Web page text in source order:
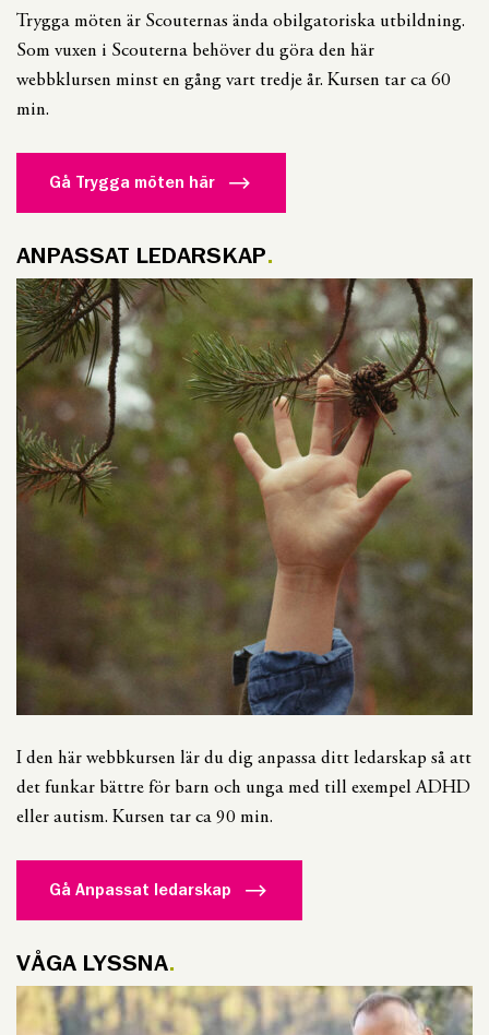
Trygga möten är Scouternas ända obilgatoriska utbildning.
Som vuxen i Scouterna behöver du göra den här
webbklursen minst en gång vart tredje år. Kursen tar ca 60
min.
Gå Trygga möten här
ANPASSAT LEDARSKAP
I den här webbkursen lär du dig anpassa ditt ledarskap så att
det funkar bättre för barn och unga med till exempel ADHD
eller autism. Kursen tar ca 90 min.
Gå Anpassat ledarskap
VÅGA LYSSNA